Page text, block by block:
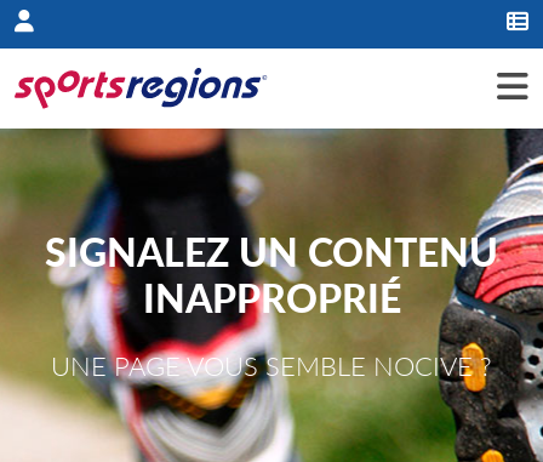
Panneau de gestion des cookies
SIGNALEZ UN CONTENU
INAPPROPRIÉ
UNE PAGE VOUS SEMBLE NOCIVE ?